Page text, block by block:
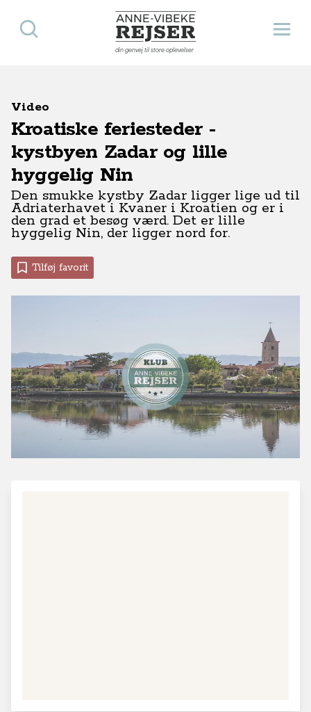
Anne-Vibeke Rejser
din genvej til store oplevelser
Åbn
Søg
Video
Kroatiske feriesteder -
kystbyen Zadar og lille
hyggelig Nin
Den smukke kystby Zadar ligger lige ud til
Adriaterhavet i Kvaner i Kroatien og er i
den grad et besøg værd. Det er lille
hyggelig Nin, der ligger nord for.
Tilføj favorit